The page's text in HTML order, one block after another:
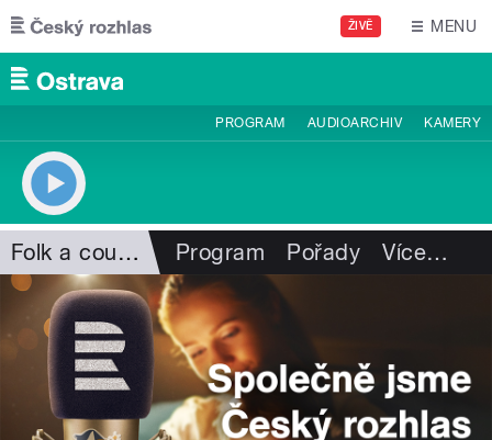
Přejít k hlavnímu obsahu
ŽIVĚ MENU
PROGRAM AUDIOARCHIV KAMERY
Folk a country Program Pořady Více…